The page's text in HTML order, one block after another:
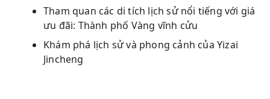
Tham quan các di tích lịch sử nổi tiếng với giá
ưu đãi: Thành phố Vàng vĩnh cửu
Khám phá lịch sử và phong cảnh của Yizai
Jincheng